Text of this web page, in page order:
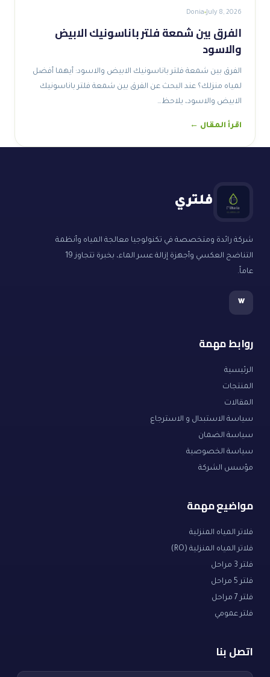
July 8, 2026
Donia
الفرق بين شمعة فلتر باناسونيك الابيض
والاسود
الفرق بين شمعة فلتر باناسونيك الابيض والاسود: أيهما أفضل
لمياه منزلك؟ عند البحث عن الفرق بين شمعة فلتر باناسونيك
الابيض والاسود، يلاحظ…
اقرأ المقال ←
فلتري
شركة رائدة ومتخصصة في تكنولوجيا معالجة المياه وأنظمة
التناضح العكسي وأجهزة إزالة عسر الماء، بخبرة تتجاوز 19
عاماً.
w
روابط مهمة
الرئيسية
المنتجات
المقالات
سياسة الاستبدال و الاسترجاع
سياسة الضمان
سياسة الخصوصية
مؤسس الشركة
مواضيع مهمة
فلاتر المياه المنزلية
فلاتر المياه المنزلية (RO)
فلتر 3 مراحل
فلتر 5 مراحل
فلتر 7 مراحل
فلتر عمومي
اتصل بنا